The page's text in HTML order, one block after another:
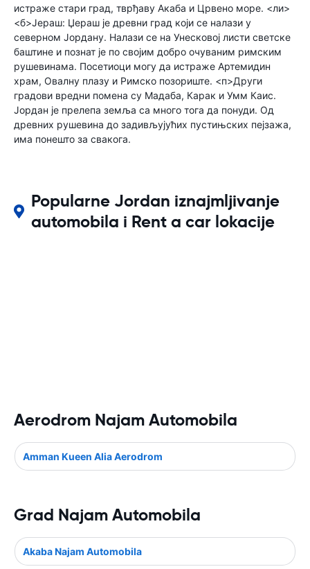
истраже стари град, тврђаву Акаба и Црвено море. <ли>
<б>Јераш: Џераш је древни град који се налази у
северном Јордану. Налази се на Унесковој листи светске
баштине и познат је по својим добро очуваним римским
рушевинама. Посетиоци могу да истраже Артемидин
храм, Овалну плазу и Римско позориште. <п>Други
градови вредни помена су Мадаба, Карак и Умм Каис.
Јордан је прелепа земља са много тога да понуди. Од
древних рушевина до задивљујућих пустињских пејзажа,
има понешто за свакога.
Popularne Jordan iznajmljivanje
automobila i Rent a car lokacije
Aerodrom Najam Automobila
Amman Kueen Alia Aerodrom
Grad Najam Automobila
Akaba Najam Automobila